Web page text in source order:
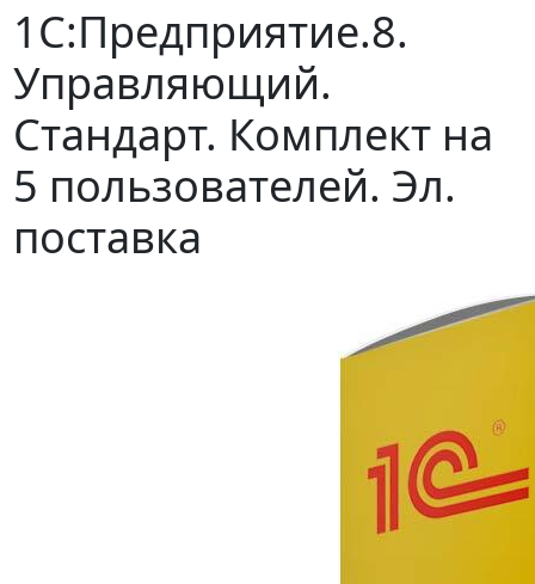
1С:Предприятие.8.
Управляющий.
Стандарт. Комплект на
5 пользователей. Эл.
поставка